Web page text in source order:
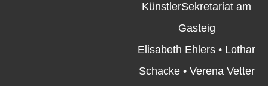
KünstlerSekretariat am
Gasteig
Elisabeth Ehlers • Lothar
Schacke • Verena Vetter